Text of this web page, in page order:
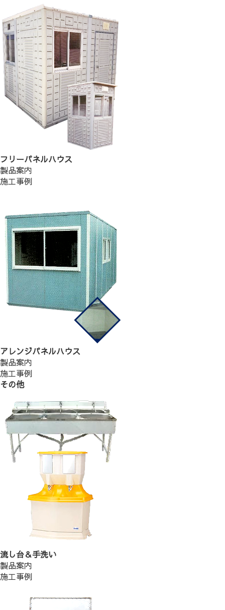
フリーパネルハウス
製品案内
施工事例
アレンジパネルハウス
製品案内
施工事例
その他
流し台＆手洗い
製品案内
施工事例